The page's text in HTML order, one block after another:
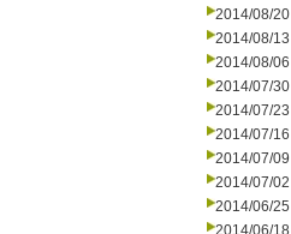
2014/08/20
2014/08/13
2014/08/06
2014/07/30
2014/07/23
2014/07/16
2014/07/09
2014/07/02
2014/06/25
2014/06/18